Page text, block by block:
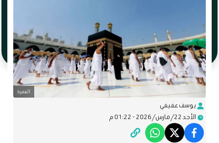
العمرة
يوسف عفيفي
الأحد 22/مارس/2026 - 01:22 م